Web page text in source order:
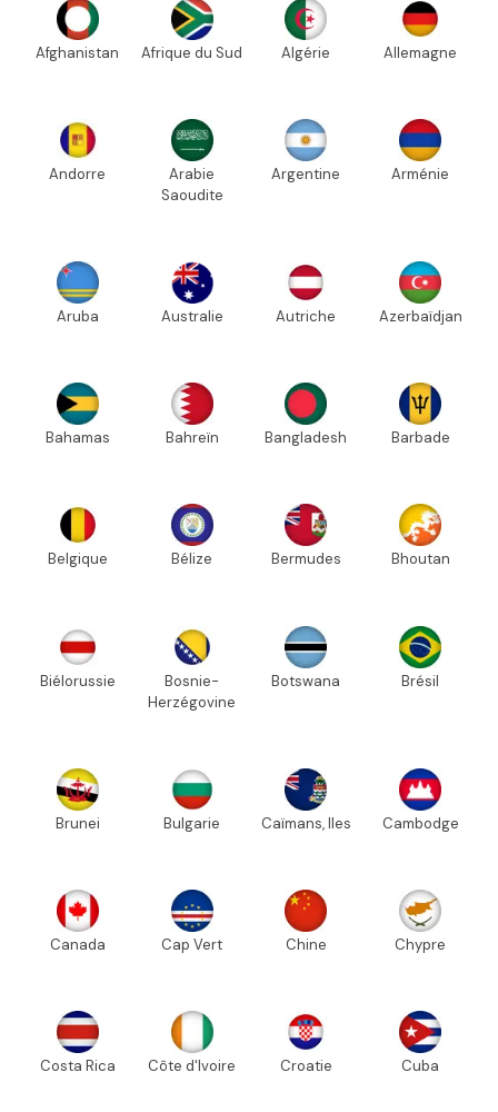
Afghanistan Afrique du Sud Algérie Allemagne
Andorre
Arabie
Saoudite
Argentine Arménie
Aruba Australie Autriche Azerbaïdjan
Bahamas Bahreïn Bangladesh Barbade
Belgique Bélize Bermudes Bhoutan
Biélorussie
Bosnie-
Herzégovine
Botswana Brésil
Brunei Bulgarie Caïmans, Iles Cambodge
Canada Cap Vert Chine Chypre
Costa Rica Côte d'Ivoire Croatie Cuba